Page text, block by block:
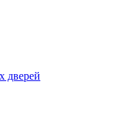
дверей